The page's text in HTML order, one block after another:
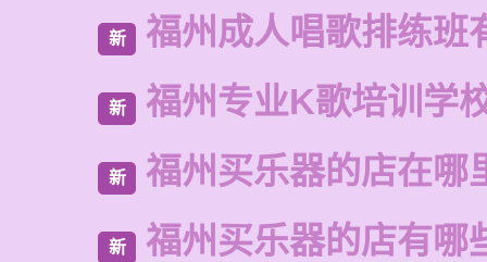
新 福州成人唱歌排练班
新 福州专业K歌培训学
新 福州买乐器的店在哪
新 福州买乐器的店有哪